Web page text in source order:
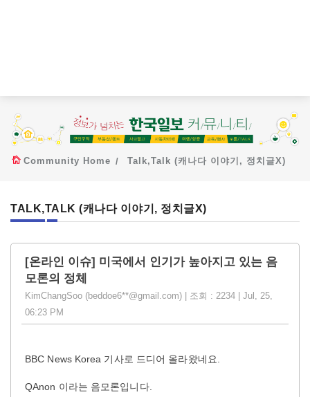
Community Home Talk,Talk (캐나다 이야기, 정치글X)
TALK,TALK (캐나다 이야기, 정치글X)
[온라인 이슈] 미국에서 인기가 높아지고 있는 음
모론의 정체
KimChangSoo (beddoe6**@gmail.com) | 조회 : 2234 | Jul, 25,
06:23 PM
BBC News Korea 기사로 드디어 올라왔네요.
QAnon 이라는 음모론입니다.